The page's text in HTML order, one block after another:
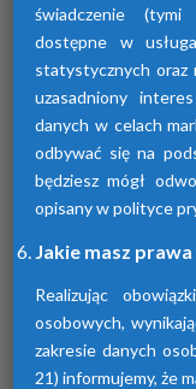
Urządzenia
powietrza
dostępne w
świadczenie (tymi
dostępne w
statystycznych
uzasadniony
danych w celach
odbywać się na
będziesz mógł
opisany w polityce
Jakie masz
Realizując
osobowych,
zakresie danych
21) informujemy, że